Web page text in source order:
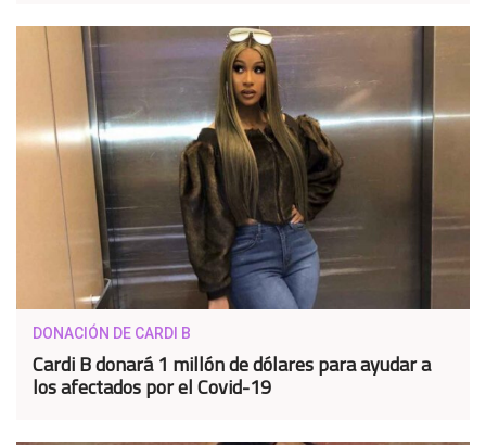
DONACIÓN DE CARDI B
Cardi B donará 1 millón de dólares para ayudar a
los afectados por el Covid-19